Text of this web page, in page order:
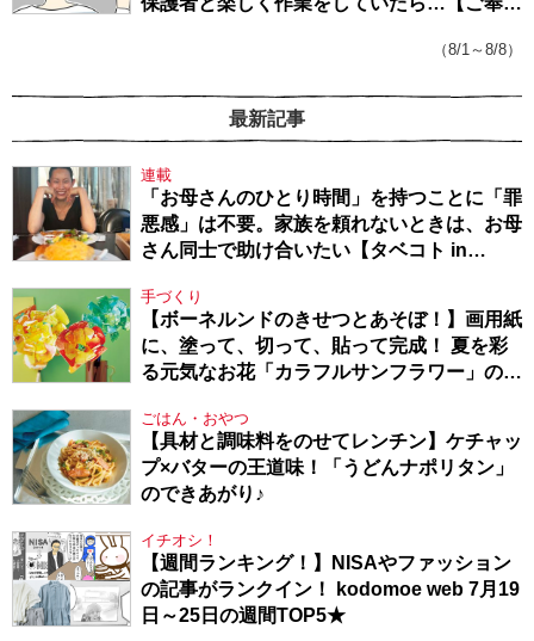
（8/1～8/8）
最新記事
連載
「お母さんのひとり時間」を持つことに「罪
悪感」は不要。家族を頼れないときは、お母
さん同士で助け合いたい【タベコト in
手づくり
【ボーネルンドのきせつとあそぼ！】画用紙
に、塗って、切って、貼って完成！ 夏を彩
る元気なお花「カラフルサンフラワー」の作
ごはん・おやつ
【具材と調味料をのせてレンチン】ケチャッ
プ×バターの王道味！「うどんナポリタン」
のできあがり♪
イチオシ！
【週間ランキング！】NISAやファッション
の記事がランクイン！ kodomoe web 7月19
日～25日の週間TOP5★